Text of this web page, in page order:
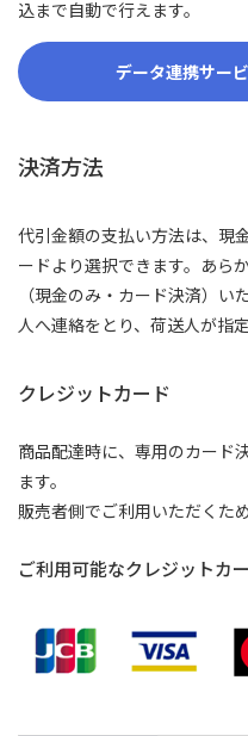
込まで自動で行えます。
データ連携サー
決済方法
代引金額の支払い方法は、現
ードより選択できます。あら
（現金のみ・カード決済）
人へ連絡をとり、荷送人が指
クレジットカード
商品配達時に、専用のカード
ます。
販売者側でご利用いただくた
ご利用可能なクレジットカ